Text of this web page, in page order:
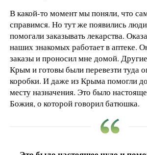
В какой-то момент мы поняли, что
справимся. Но тут же появились
помогали заказывать лекарства.
наших знакомых работает в аптеке.
заказы и проносил мне домой.
Крым и готовы были перевезти туда
коробки. И даже из Крыма помогли
месту назначения. Это было
Божия, о которой говорил батюшка.